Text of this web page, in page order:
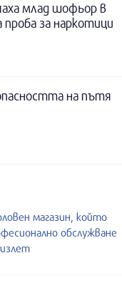
млад шофьор в
за наркотици
на пътя
магазин, който
обслужване